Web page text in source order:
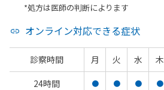
*処方は医師の判断によります
オンライン対応できる症状
診察時間 月 火 水 木
24時間
● ● ● ●